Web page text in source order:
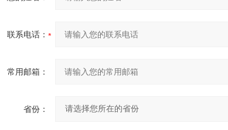
联系电话：
常用邮箱：
省份：